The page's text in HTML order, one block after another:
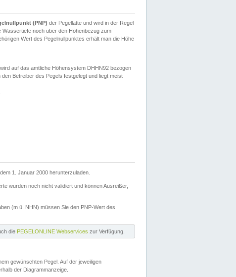
(PNP) der Pegellatte und wird in der Regel
noch über den Höhenbezug zum
Wert des Pegelnullpunktes erhält man die Höhe
auf das amtliche Höhensystem DHHN92 bezogen
Betreiber des Pegels festgelegt und liegt meist
1. Januar 2000 herunterzuladen.
wurden noch nicht validiert und können Ausreißer,
(m ü. NHN) müssen Sie den PNP-Wert des
die PEGELONLINE Webservices zur Verfügung.
gewünschten Pegel. Auf der jeweiligen
der Diagrammanzeige.